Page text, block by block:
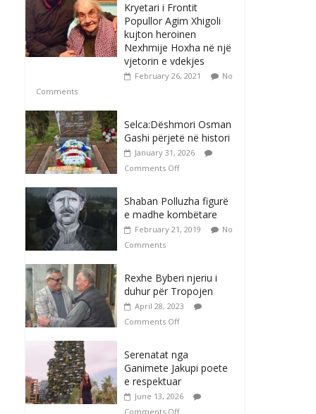
Kryetari i Frontit
Popullor Agim Xhigoli
kujton heroinen
Nexhmije Hoxha në një
vjetorin e vdekjes
February 26, 2021
No
Comments
Selca:Dëshmori Osman
Gashi përjetë në histori
January 31, 2026
Comments Off
Shaban Polluzha figurë
e madhe kombëtare
February 21, 2019
No
Comments
Rexhe Byberi njeriu i
duhur për Tropojen
April 28, 2023
Comments Off
Serenatat nga
Ganimete Jakupi poete
e respektuar
June 13, 2026
Comments Off